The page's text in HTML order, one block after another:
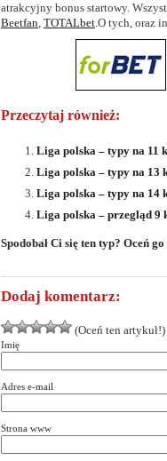
atrakcyjny bonus startowy.
Beetfan, TOTALbet.O tych, oraz
Przeczytaj również:
Liga polska – typy na 11
Liga polska – typy na 13
Liga polska – typy na 14
Liga polska – przegląd 9
Spodobał Ci się ten typ? Oceń go
Dodaj komentarz:
(Oceń ten artykuł!)
Imię
Adres e-mail
Strona www